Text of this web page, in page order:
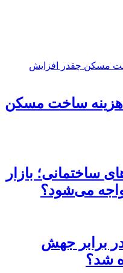
هزینه ساخت مسکن
ساختمانی؛ بازار
می‌شود؟
برابر جهش
شد؟